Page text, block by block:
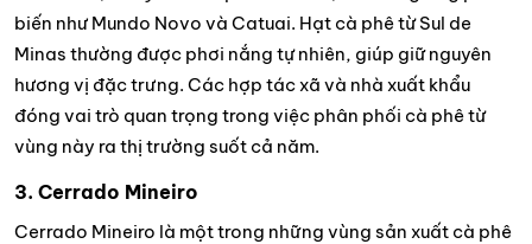
biến như Mundo Novo và Catuai. Hạt cà phê từ Sul de
Minas thường được phơi nắng tự nhiên, giúp giữ nguyên
hương vị đặc trưng. Các hợp tác xã và nhà xuất khẩu
đóng vai trò quan trọng trong việc phân phối cà phê từ
vùng này ra thị trường suốt cả năm.
3. Cerrado Mineiro
Cerrado Mineiro là một trong những vùng sản xuất cà phê